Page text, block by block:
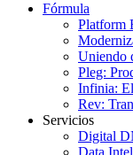
Fórmula
Platform
Uniendo
Pleg:
Infinia:
Rev:
Servicios
Digital